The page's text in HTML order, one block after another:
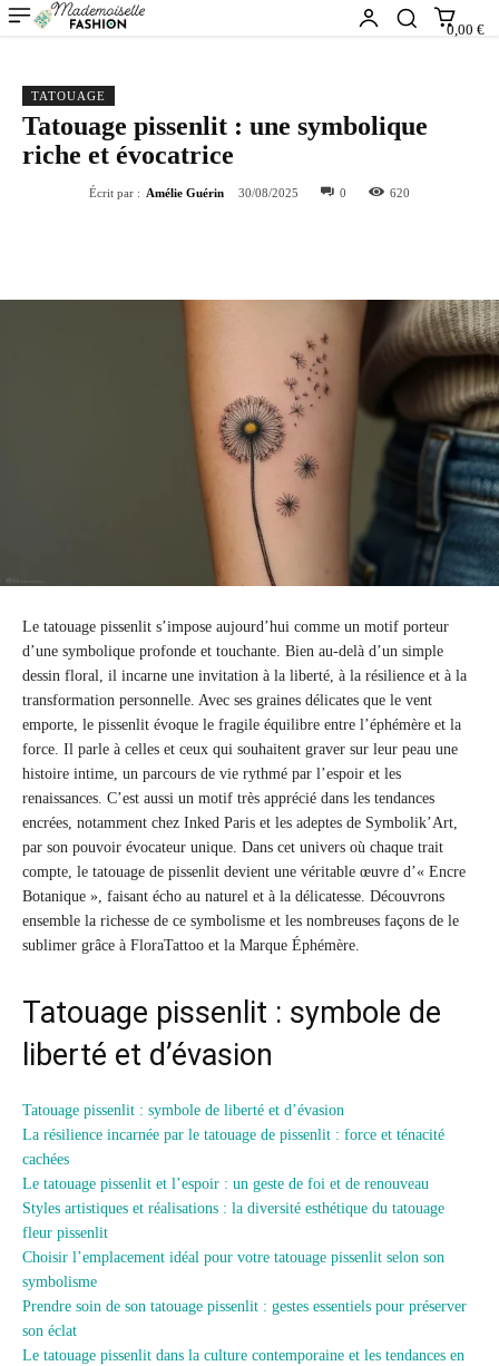
0,00 €
TATOUAGE
Tatouage pissenlit : une symbolique
riche et évocatrice
Écrit par : Amélie Guérin 30/08/2025 0 620
Le tatouage pissenlit s’impose aujourd’hui comme un motif porteur
d’une symbolique profonde et touchante. Bien au-delà d’un simple
dessin floral, il incarne une invitation à la liberté, à la résilience et à la
transformation personnelle. Avec ses graines délicates que le vent
emporte, le pissenlit évoque le fragile équilibre entre l’éphémère et la
force. Il parle à celles et ceux qui souhaitent graver sur leur peau une
histoire intime, un parcours de vie rythmé par l’espoir et les
renaissances. C’est aussi un motif très apprécié dans les tendances
encrées, notamment chez Inked Paris et les adeptes de Symbolik’Art,
par son pouvoir évocateur unique. Dans cet univers où chaque trait
compte, le tatouage de pissenlit devient une véritable œuvre d’« Encre
Botanique », faisant écho au naturel et à la délicatesse. Découvrons
ensemble la richesse de ce symbolisme et les nombreuses façons de le
sublimer grâce à FloraTattoo et la Marque Éphémère.
Tatouage pissenlit : symbole de
liberté et d’évasion
Tatouage pissenlit : symbole de liberté et d’évasion
La résilience incarnée par le tatouage de pissenlit : force et ténacité
cachées
Le tatouage pissenlit et l’espoir : un geste de foi et de renouveau
Styles artistiques et réalisations : la diversité esthétique du tatouage
fleur pissenlit
Choisir l’emplacement idéal pour votre tatouage pissenlit selon son
symbolisme
Prendre soin de son tatouage pissenlit : gestes essentiels pour préserver
son éclat
Le tatouage pissenlit dans la culture contemporaine et les tendances en